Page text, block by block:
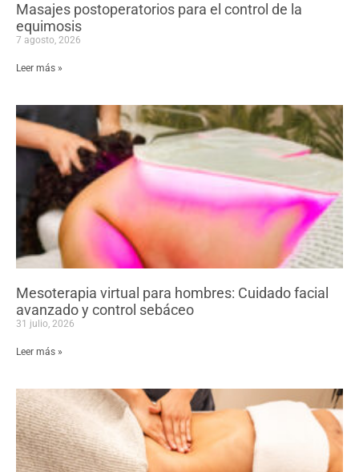
Masajes postoperatorios para el control de la
equimosis
7 agosto, 2026
Leer más »
Mesoterapia virtual para hombres: Cuidado facial
avanzado y control sebáceo
31 julio, 2026
Leer más »